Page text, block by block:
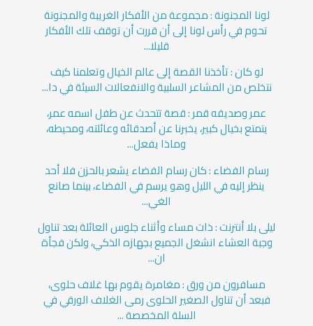
لونا المجنونة : مجموعة من الأفكار الغريبة والمجنونة
تحوم في رأس لونا إلى أن قررت أن توقف تلك الأفكار
قليلا...
لو كان : تأخذنا القصة إلى عالم الخيال وتعلمنا كيف
نتخلص من المشاعر السلبية والانفعالات السيئة في دا...
عمر وصديقه قمر : قصة تتحدث عن طفل اسمه عمر،
يتمتع بخيال كبير، يخبرنا عن أصدقائه وعائلته، ومحيطه،
وماذا يفعل...
رسام الفضاء : كان رسام الفضاء يشعر بالحزن فلا أحد
ينظر إليه في الليل وهو يرسم في الفضاء، بينما صانع
الغي...
ليلى بلا أنترنت : ذات مساء وأثناء جلوس العائلة بعد تناول
وجبة العشاء انشغل الجميع بجهازه الذكي، ولكن فجأة
ان...
مسافرون من ورق : مغامرة يقوم بها غلاف حلوى،
فبعد أن تناول الصغير الحلوى رمى الغلاف الورقي في
السلة المخصصة ...